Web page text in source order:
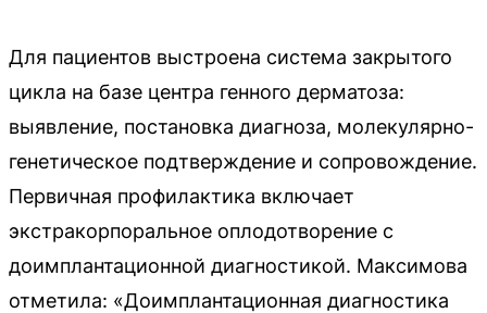
Для пациентов выстроена система закрытого
цикла на базе центра генного дерматоза:
выявление, постановка диагноза, молекулярно-
генетическое подтверждение и сопровождение.
Первичная профилактика включает
экстракорпоральное оплодотворение с
доимплантационной диагностикой. Максимова
отметила: «Доимплантационная диагностика